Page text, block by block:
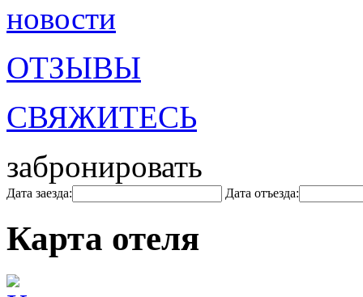
новости
ОТЗЫВЫ
СВЯЖИТЕСЬ
забронировать
Дата заезда: Дата отъезда:
Карта отеля